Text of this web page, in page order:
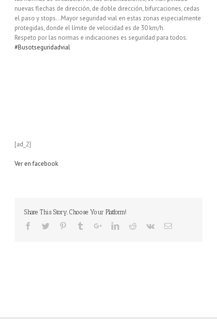
nuevas flechas de dirección, de doble dirección, bifurcaciones, cedas
el paso y stops…Mayor seguridad vial en estas zonas especialmente
protegidas, donde el límite de velocidad es de 30 km/h.
Respeto por las normas e indicaciones es seguridad para todos.
#Busotseguridadvial
[ad_2]
Ver en facebook
Share This Story, Choose Your Platform!